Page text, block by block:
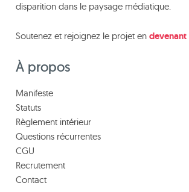
disparition dans le paysage médiatique.
Soutenez et rejoignez le projet en devenant
À propos
Manifeste
Statuts
Règlement intérieur
Questions récurrentes
CGU
Recrutement
Contact